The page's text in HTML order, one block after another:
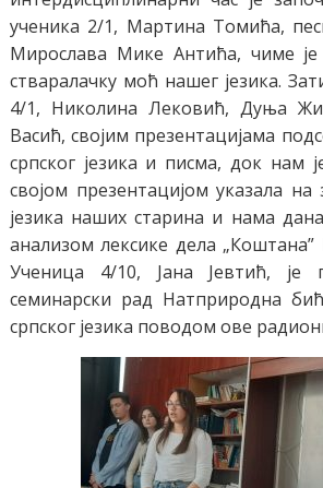
ученика 2/1, Мартина Томића,
Мирослава Мике Антића, чиме
стваралачку моћ нашег језика.
4/1, Николина Лековић, Дуња
Васић, својим презентацијама
српског језика и писма, док нам
својом презентацијом указала на
језика наших старина и нама
анализом лексике дела
Ученица 4/10, Јана Јевтић, је
семинарски рад Натприродна
српског језика поводом ове